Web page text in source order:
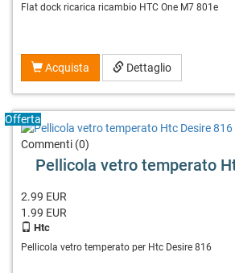
Flat dock ricarica ricambio HTC One M7 801e
Acquista Dettaglio
Offerta
Commenti (0)
Pellicola vetro temperato
2.99 EUR
1.99 EUR
Htc
Pellicola vetro temperato per Htc Desire 816